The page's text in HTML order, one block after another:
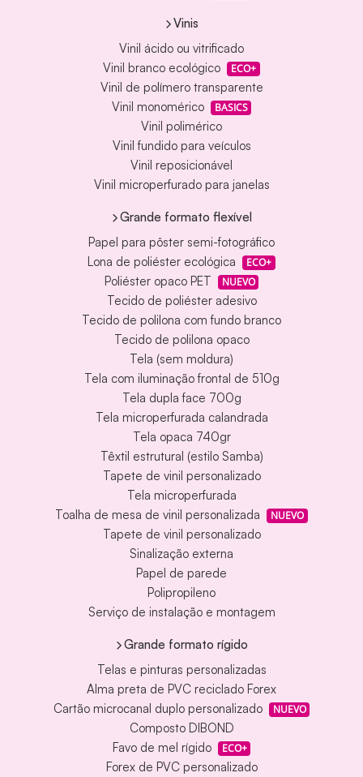
Vinis
Vinil ácido ou vitrificado
Vinil branco ecológico
ECO+
Vinil de polímero transparente
Vinil monomérico
BASICS
Vinil polimérico
Vinil fundido para veículos
Vinil reposicionável
Vinil microperfurado para janelas
Grande formato flexível
Papel para pôster semi-fotográfico
Lona de poliéster ecológica
ECO+
Poliéster opaco PET NUEVO
Tecido de poliéster adesivo
Tecido de polilona com fundo branco
Tecido de polilona opaco
Tela (sem moldura)
Tela com iluminação frontal de 510g
Tela dupla face 700g
Tela microperfurada calandrada
Tela opaca 740gr
Têxtil estrutural (estilo Samba)
Tapete de vinil personalizado
Tela microperfurada
Toalha de mesa de vinil personalizada
NUEVO
Tapete de vinil personalizado
Sinalização externa
Papel de parede
Polipropileno
Serviço de instalação e montagem
Grande formato rígido
Telas e pinturas personalizadas
Alma preta de PVC reciclado Forex
Cartão microcanal duplo personalizado
NUEVO
Composto DIBOND
Favo de mel rígido
ECO+
Forex de PVC personalizado